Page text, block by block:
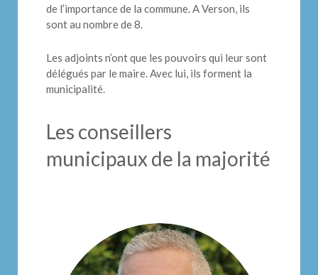
de l’importance de la commune. A Verson, ils
sont au nombre de 8.
Les adjoints n’ont que les pouvoirs qui leur sont
délégués par le maire. Avec lui, ils forment la
municipalité.
Les conseillers
municipaux de la majorité